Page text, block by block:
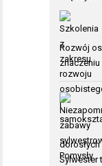
Rozwój
znaczeniu
dorosłych
Sylwester